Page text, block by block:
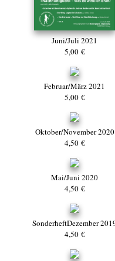
Juni/Juli 2021
5,00 €
Februar/März 2021
5,00 €
Oktober/November 2020
4,50 €
Mai/Juni 2020
4,50 €
SonderheftDezember
4,50 €